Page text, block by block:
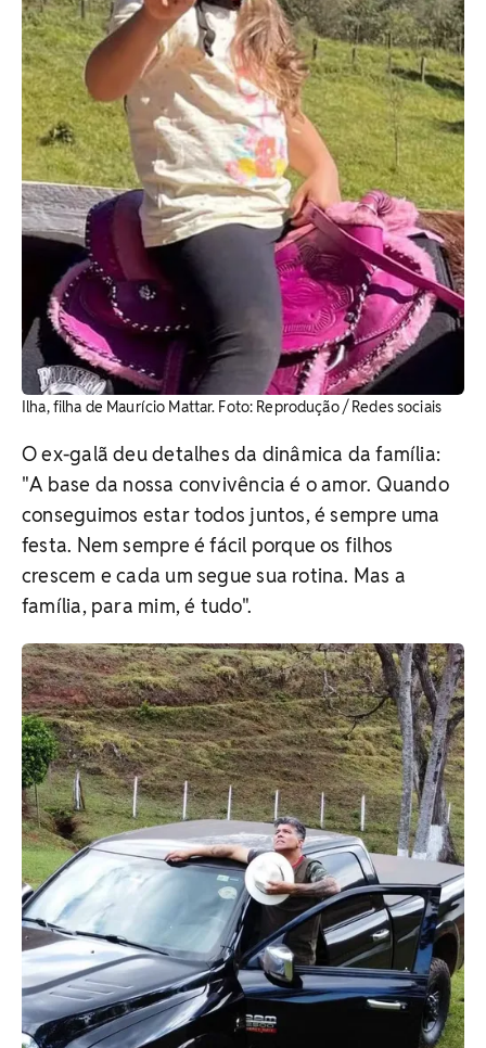
Ilha, filha de Maurício Mattar. ​Foto: Reprodução / Redes sociais
O ex-galã deu detalhes da dinâmica da família:
"A base da nossa convivência é o amor. Quando
conseguimos estar todos juntos, é sempre uma
festa. Nem sempre é fácil porque os filhos
crescem e cada um segue sua rotina. Mas a
família, para mim, é tudo".